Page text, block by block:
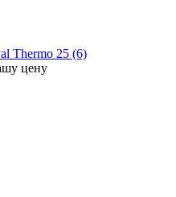
Thermo 25 (6)
цену